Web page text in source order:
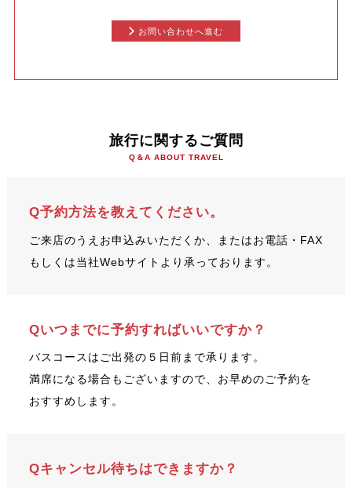
お問い合わせへ進む
旅行に関するご質問
Q＆A ABOUT TRAVEL
Q予約方法を教えてください。
ご来店のうえお申込みいただくか、またはお電話・FAX
もしくは当社Webサイトより承っております。
Qいつまでに予約すればいいですか？
バスコースはご出発の５日前まで承ります。
満席になる場合もございますので、お早めのご予約を
おすすめします。
Qキャンセル待ちはできますか？